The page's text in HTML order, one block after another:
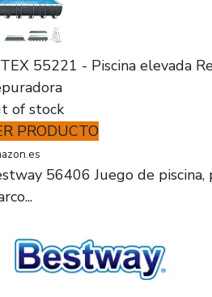
55221 - Piscina elevada
of stock
PRODUCTO
56406 Juego de